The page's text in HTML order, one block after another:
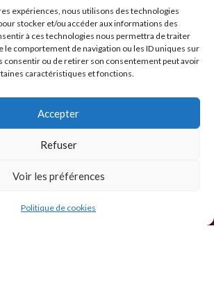
expériences, nous utilisons des technologies
stocker et/ou accéder aux informations des
à ces technologies nous permettra de traiter
le comportement de navigation ou les ID uniques sur
consentir ou de retirer son consentement peut avoir
caractéristiques et fonctions.
Accepter
Refuser
Voir les préférences
Politique de cookies